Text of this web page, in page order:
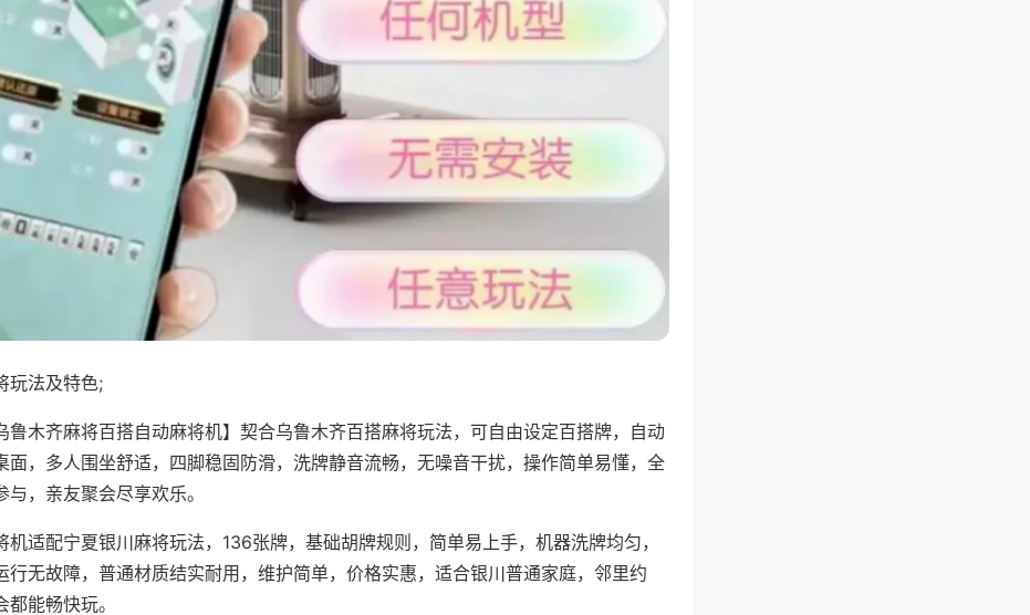
玩法及特色;
鲁木齐麻将百搭自动麻将机】契合乌鲁木齐百搭麻将玩法，可自由设定百搭牌，自动
面，多人围坐舒适，四脚稳固防滑，洗牌静音流畅，无噪音干扰，操作简单易懂，全
与，亲友聚会尽享欢乐。
机适配宁夏银川麻将玩法，136张牌，基础胡牌规则，简单易上手，机器洗牌均匀，
行无故障，普通材质结实耐用，维护简单，价格实惠，适合银川普通家庭，邻里约
能畅快玩。